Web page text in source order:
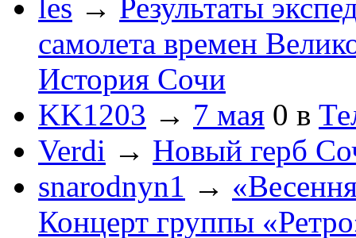
les → Результаты
самолета времен
История Сочи
KK1203 → 7 мая 0 в
Verdi → Новый герб
snarodnyn1 →
Концерт группы